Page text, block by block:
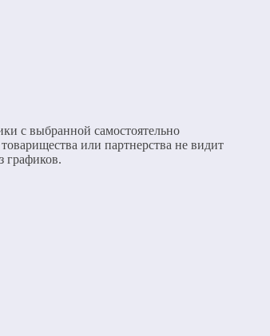
с выбранной самостоятельно
или партнерства не видит
графиков.